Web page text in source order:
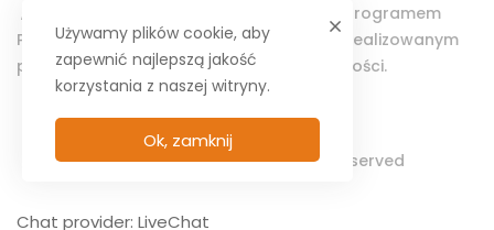
„Projektor – Wolontariat Studencki” jest programem
Polsko-Amerykańskiej Fundacji Wolności realizowanym
przez Fundację Edukacyjną Przedsiębiorczości.
© 2025 PROJEKTOR. All Rights Reserved
Chat provider: LiveChat
Używamy plików cookie, aby
zapewnić najlepszą jakość
korzystania z naszej witryny.
Ok, zamknij